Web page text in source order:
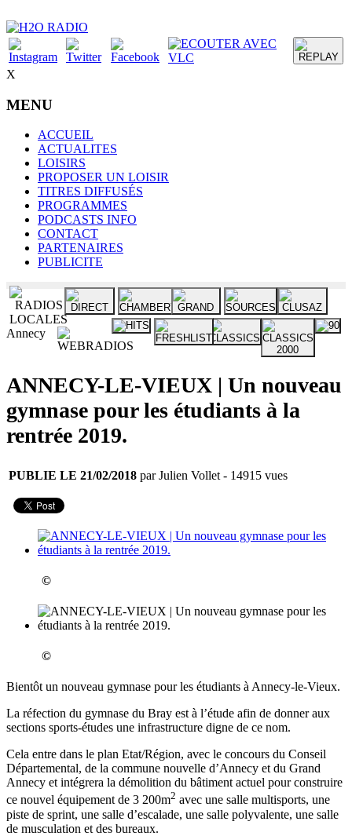
X
MENU
ACCUEIL
ACTUALITES
LOISIRS
PROPOSER UN LOISIR
TITRES DIFFUSÉS
PROGRAMMES
PODCASTS INFO
CONTACT
PARTENAIRES
PUBLICITE
Annecy
ANNECY-LE-VIEUX | Un nouveau
gymnase pour les étudiants à la
rentrée 2019.
PUBLIE LE 21/02/2018 par Julien Vollet - 14915 vues
©
©
Bientôt un nouveau gymnase pour les étudiants à Annecy-le-Vieux.
La réfection du gymnase du Bray est à l’étude afin de donner aux
sections sports-études une infrastructure digne de ce nom.
Cela entre dans le plan Etat/Région, avec le concours du Conseil
Départemental, de la commune nouvelle d’Annecy et du Grand
Annecy et intégrera la démolition du bâtiment actuel pour construire
ce nouvel équipement de 3 200m2 avec une salle multisports, une
piste de sprint, une salle d’escalade, une salle polyvalente, une salle
de musculation et des bureaux.